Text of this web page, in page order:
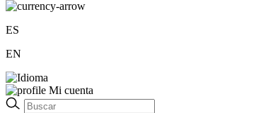
ES
EN
Mi cuenta